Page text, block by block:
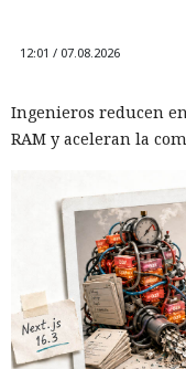
12:01 / 07.08.2026
Ingenieros reducen
RAM y aceleran la